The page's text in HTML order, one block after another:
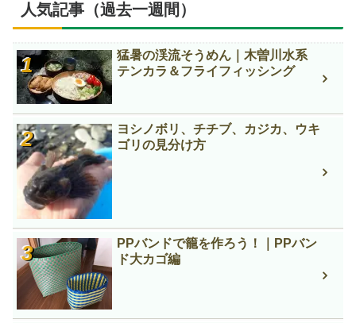
人気記事（過去一週間）
猛暑の渓流そうめん｜木曽川水系
テンカラ＆フライフィッシング
ヨシノボリ、チチブ、カジカ、ウキ
ゴリの見分け方
PPバンドで籠を作ろう！｜PPバン
ド大カゴ編